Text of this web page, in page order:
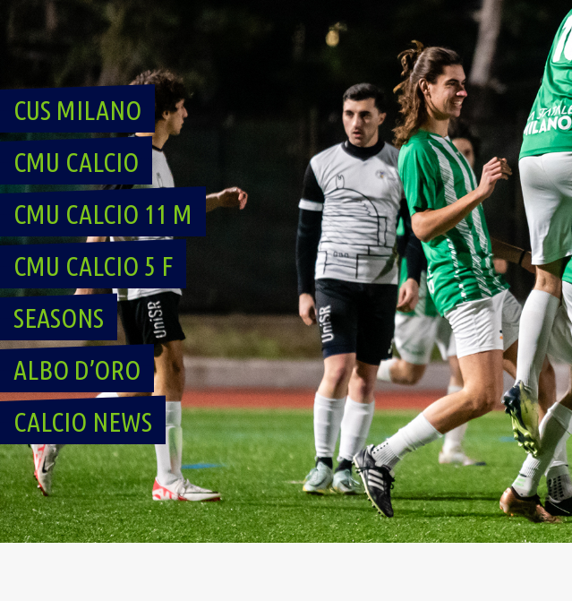
content
CUS MILANO
CMU CALCIO
CMU CALCIO 11 M
CMU CALCIO 5 F
SEASONS
ALBO D’ORO
CALCIO NEWS